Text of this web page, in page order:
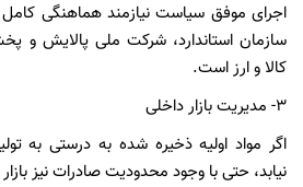
اجرای موفق سیاست نیازمند هماهنگی
سازمان استاندارد، شرکت ملی پالایش و
کالا و ارز است.
۳- مدیریت بازار داخلی
اگر مواد اولیه ذخیره شده به درستی به
نیابد، حتی با وجود محدودیت صادرات نیز